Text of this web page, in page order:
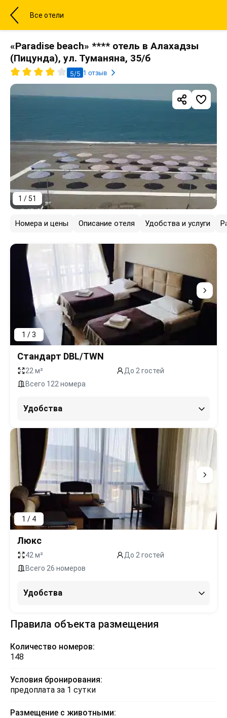
Все отели
«Paradise beach» **** отель в Алахадзы
(Пицунда), ул. Туманяна, 35/б
5/5 1 отзыв
1 / 51
Номера и цены Описание отеля Удобства и услуги
1 / 3
Стандарт DBL/TWN
22 м²
До 2 гостей
Всего 122 номера
Удобства
1 / 4
Люкс
42 м²
До 2 гостей
Всего 26 номеров
Удобства
Правила объекта размещения
Количество номеров:
148
Условия бронирования:
предоплата за 1 сутки
Размещение с животными: